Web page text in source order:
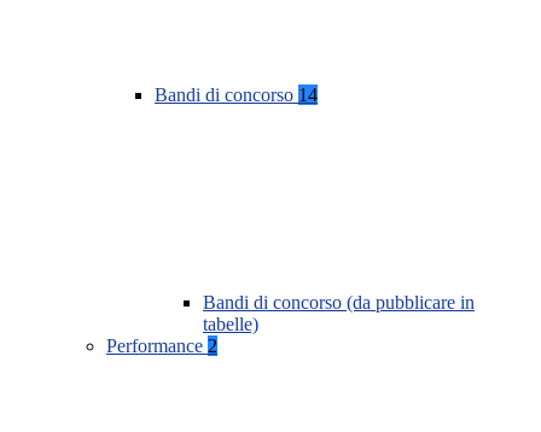
Bandi di concorso 14
Bandi di concorso (da pubblicare in
tabelle)
Performance 2